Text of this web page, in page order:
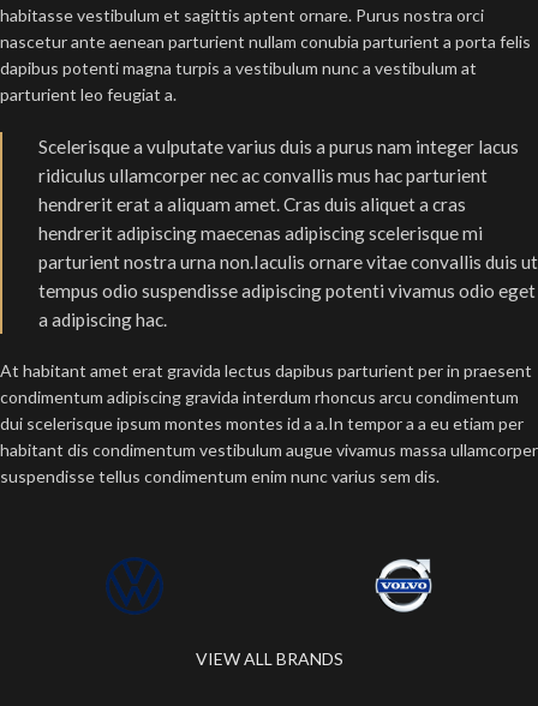
habitasse vestibulum et sagittis aptent ornare. Purus nostra orci
nascetur ante aenean parturient nullam conubia parturient a porta felis
dapibus potenti magna turpis a vestibulum nunc a vestibulum at
parturient leo feugiat a.
Scelerisque a vulputate varius duis a purus nam integer lacus
ridiculus ullamcorper nec ac convallis mus hac parturient
hendrerit erat a aliquam amet. Cras duis aliquet a cras
hendrerit adipiscing maecenas adipiscing scelerisque mi
parturient nostra urna non.Iaculis ornare vitae convallis duis ut
tempus odio suspendisse adipiscing potenti vivamus odio eget
a adipiscing hac.
At habitant amet erat gravida lectus dapibus parturient per in praesent
condimentum adipiscing gravida interdum rhoncus arcu condimentum
dui scelerisque ipsum montes montes id a a.In tempor a a eu etiam per
habitant dis condimentum vestibulum augue vivamus massa ullamcorper
suspendisse tellus condimentum enim nunc varius sem dis.
VIEW ALL BRANDS